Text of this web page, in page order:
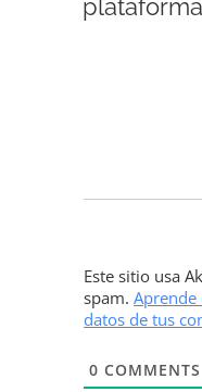
Este sitio usa
spam.Aprende
datos de tus
0 COMMENTS